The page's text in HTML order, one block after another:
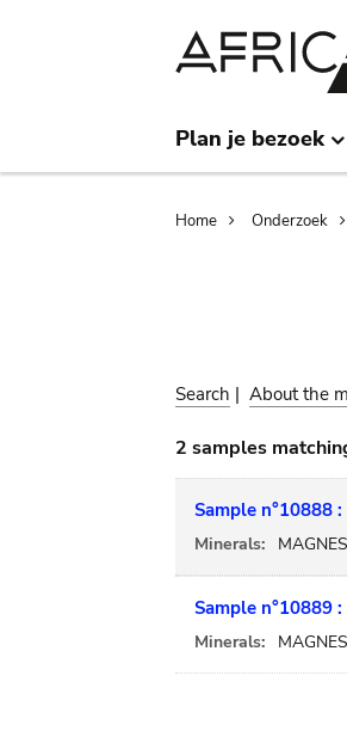
Plan je bezoek
Home Onderzoek
Search | About the
2 samples
Sample n°10888 :
Minerals:
Sample n°10889 :
Minerals: